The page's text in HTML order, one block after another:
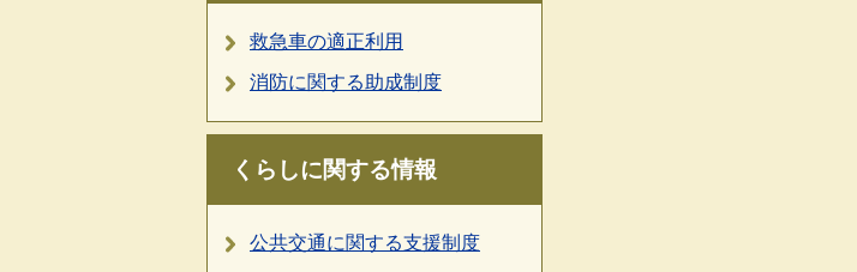
救急車の適正利用
消防に関する助成制度
くらしに関する情報
公共交通に関する支援制度